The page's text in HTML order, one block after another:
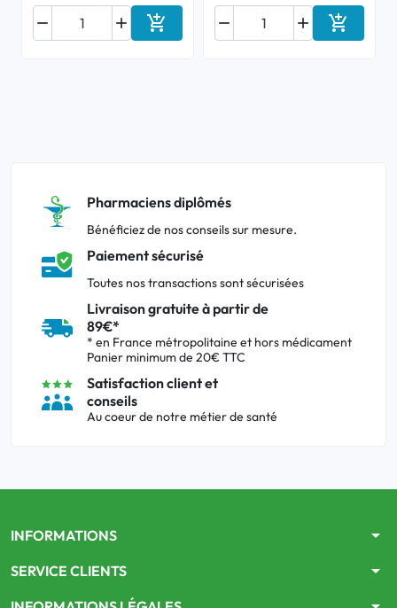

 Ajouter au panier

 Ajouter
Pharmaciens diplômés
Bénéficiez de nos conseils sur mesure.
Paiement sécurisé
Toutes nos transactions sont sécurisées
Livraison gratuite à partir de
89€*
* en France métropolitaine et hors médicament
Panier minimum de 20€ TTC
Satisfaction client et
conseils
Au coeur de notre métier de santé
INFORMATIONS arrow_drop_down
SERVICE CLIENTS arrow_drop_down